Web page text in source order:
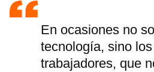
En ocasiones no
tecnología, sino
trabajadores, que